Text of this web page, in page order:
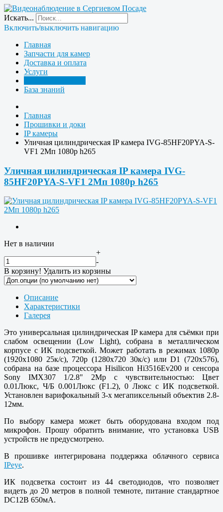
Искать...
Включить/выключить навигацию
Главная
Запчасти для камер
Доставка и оплата
Услуги
База знаний
Главная
Прошивки и доки
IP камеры
Уличная цилиндрическая IP камера IVG-85HF20PYA-S-
VF1 2Мп 1080p h265
Уличная цилиндрическая IP камера IVG-
85HF20PYA-S-VF1 2Мп 1080p h265
Нет в наличии
+
-
В корзину! Удалить из корзины
Описание
Характеристики
Галерея
Это универсальная цилиндрическая IP камера для съёмки при
слабом освещении (Low Light), собрана в металлическом
корпусе с ИК подсветкой. Может работать в режимах 1080p
(1920x1080 25к/с), 720p (1280x720 30к/c) или D1 (720x576),
собрана на базе процессора Hisilicon Hi3516Ev200 и сенсора
Sony IMX307 1/2.8" 2Mp с чувствительностью: Цвет
0.01Люкс, Ч/Б 0.001Люкс (F1.2), 0 Люкс с ИК подсветкой.
Установлен варифокальный 3-х мегапиксельный объектив 2.8-
12мм.
По выбору камера может быть оборудована входом под
микрофон. Прошу обратить внимание, что установка USB
устройств не предусмотрено.
В прошивке интегрирована поддержка облачного сервиса
IPeye.
ИК подсветка состоит из 44 светодиодов, что позволяет
видеть до 20 метров в полной темноте, питание стандартное
DC12В 650мА.